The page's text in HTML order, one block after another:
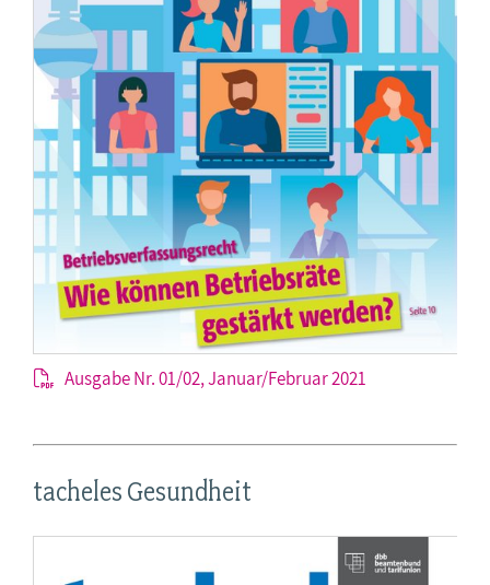
Ausgabe Nr. 01/02, Januar/Februar 2021
tacheles Gesundheit